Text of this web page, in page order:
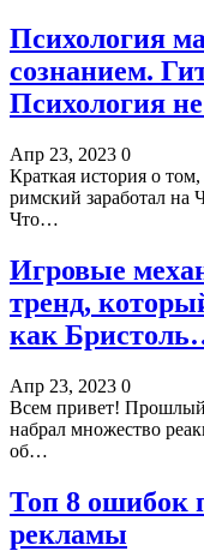
Психология
сознанием.
Психология
Апр 23, 2023 0
Краткая история о
римский заработал на
Что…
Игровые
тренд,
как
Апр 23, 2023 0
Всем привет! Прошлый
набрал множество
об…
Топ 8 ошибок
рекламы